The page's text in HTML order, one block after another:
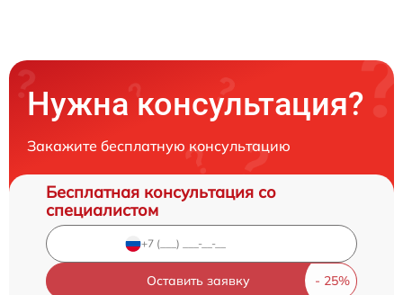
Нужна консультация?
Закажите бесплатную консультацию
Бесплатная консультация со
специалистом
Оставить заявку